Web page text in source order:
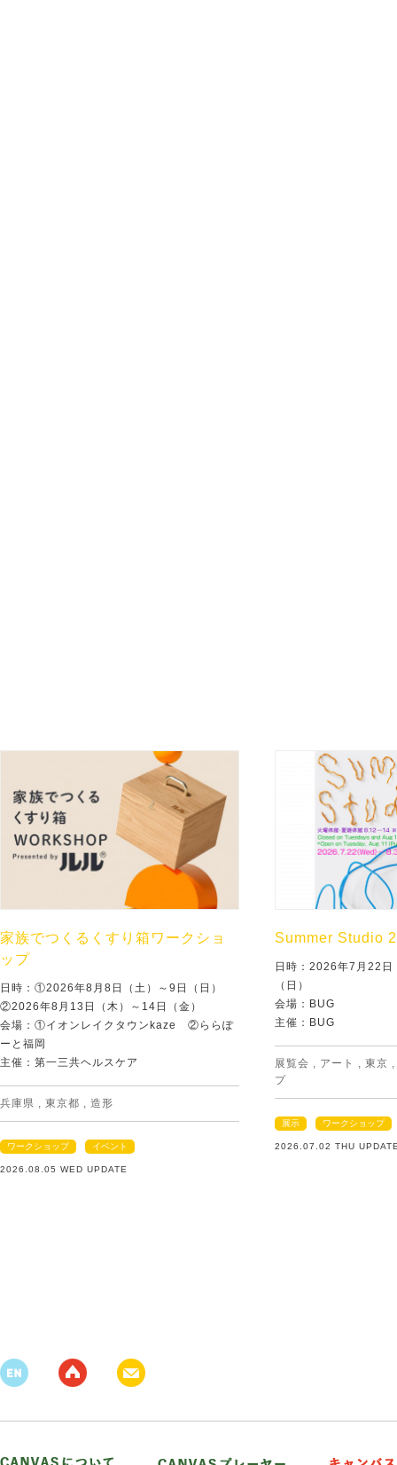
家族でつくるくすり箱ワークショ
ップ
日時：①2026年8月8日（土）～9日（日）
②2026年8月13日（木）～14日（金）
会場：①イオンレイクタウンkaze ②ららぽ
ーと福岡
主催：第一三共ヘルスケア
兵庫県 東京都 造形
ワークショップ イベント
2026.08.05 WED UPDATE
Summer Studio
日時：2026年7月22
（日）
会場：BUG
主催：BUG
展覧会 アート 東京
プ
展示 ワークショップ
2026.07.02 THU